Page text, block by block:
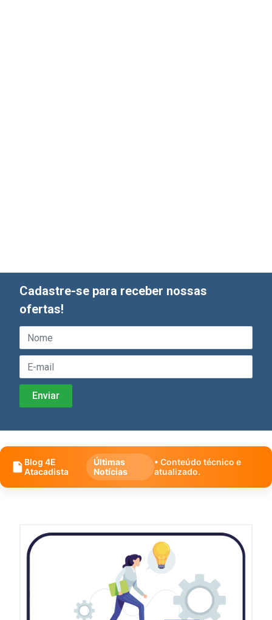
Cadastre-se para receber nossas
ofertas!
Blog 4E
Atacadista
Últimas
Notícias
• Conteúdo técnico e
atualizado.